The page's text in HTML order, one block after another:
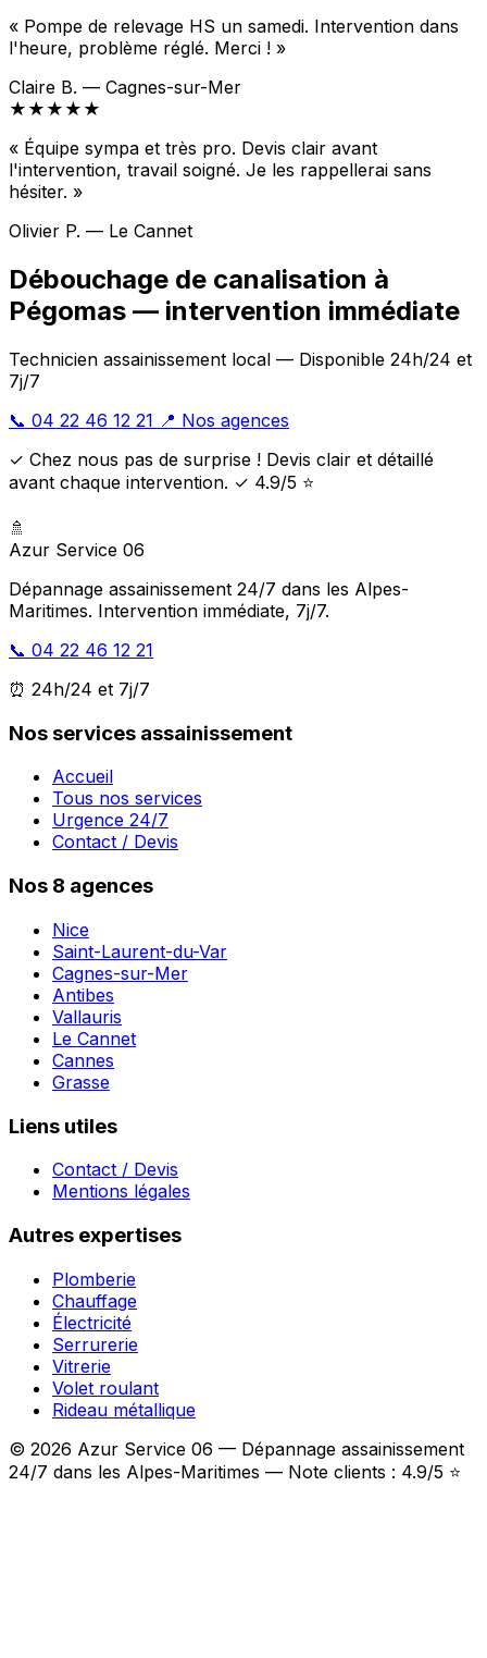
« Pompe de relevage HS un samedi. Intervention dans
l'heure, problème réglé. Merci ! »
Claire B. — Cagnes-sur-Mer
★★★★★
« Équipe sympa et très pro. Devis clair avant
l'intervention, travail soigné. Je les rappellerai sans
hésiter. »
Olivier P. — Le Cannet
Débouchage de canalisation à
Pégomas — intervention immédiate
Technicien assainissement local — Disponible 24h/24 et
7j/7
📞 04 22 46 12 21 📍 Nos agences
✓ Chez nous pas de surprise ! Devis clair et détaillé
avant chaque intervention. ✓ 4.9/5 ⭐
🚿
Azur Service 06
Dépannage assainissement 24/7 dans les Alpes-
Maritimes. Intervention immédiate, 7j/7.
📞 04 22 46 12 21
⏰ 24h/24 et 7j/7
Nos services assainissement
Accueil
Tous nos services
Urgence 24/7
Contact / Devis
Nos 8 agences
Nice
Saint-Laurent-du-Var
Cagnes-sur-Mer
Antibes
Vallauris
Le Cannet
Cannes
Grasse
Liens utiles
Contact / Devis
Mentions légales
Autres expertises
Plomberie
Chauffage
Électricité
Serrurerie
Vitrerie
Volet roulant
Rideau métallique
© 2026 Azur Service 06 — Dépannage assainissement
24/7 dans les Alpes-Maritimes — Note clients : 4.9/5 ⭐